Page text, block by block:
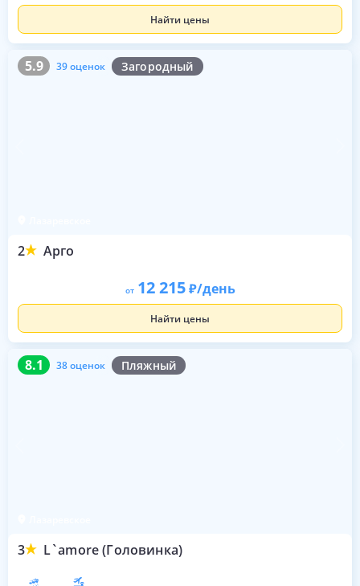
Найти цены
5.9 39 оценок Загородный
2 Арго
5.9 39 оценок
от 12 215 /день
Найти цены
8.1 38 оценок Пляжный
3 L`amore (Головинка)
8.1 38 оценок